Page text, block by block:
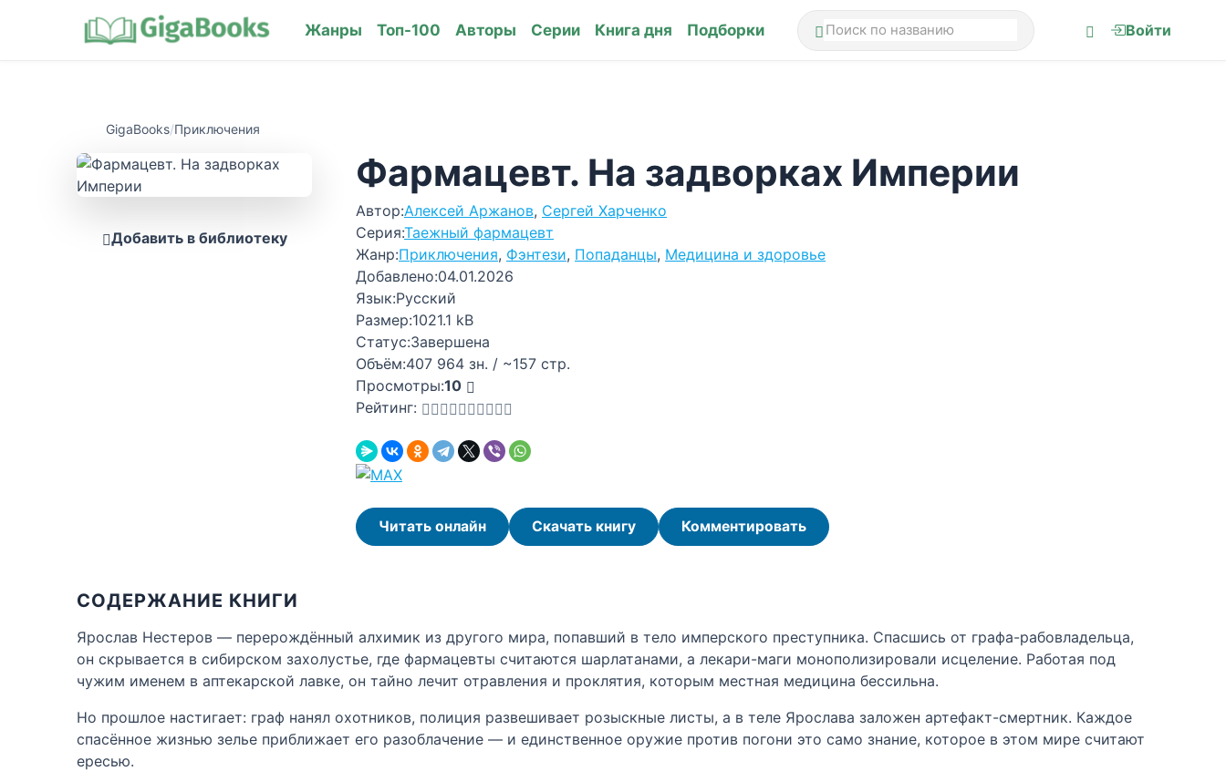
Жанры Топ-100 Авторы Серии Книга дня Подборки Войти
GigaBooks/Приключения
Добавить в библиотеку
Фармацевт. На задворках Империи
Автор:Алексей Аржанов, Сергей Харченко
Серия:Таежный фармацевт
Жанр:Приключения, Фэнтези, Попаданцы, Медицина и здоровье
Добавлено:04.01.2026
Язык:Русский
Размер:1021.1 kB
Статус:Завершена
Объём:407 964 зн. / ~157 стр.
Просмотры:10
Рейтинг:
Читать онлайн Скачать книгу Комментировать
СОДЕРЖАНИЕ КНИГИ
Ярослав Нестеров — перерождённый алхимик из другого мира, попавший в тело имперского преступника. Спасшись от графа-рабовладельца,
он скрывается в сибирском захолустье, где фармацевты считаются шарлатанами, а лекари-маги монополизировали исцеление. Работая под
чужим именем в аптекарской лавке, он тайно лечит отравления и проклятия, которым местная медицина бессильна.
Но прошлое настигает: граф нанял охотников, полиция развешивает розыскные листы, а в теле Ярослава заложен артефакт-смертник. Каждое
спасённое жизнью зелье приближает его разоблачение — и единственное оружие против погони это само знание, которое в этом мире считают
ересью.